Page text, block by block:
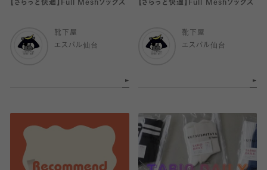
【さらっと快適】Full Meshソックス
靴下屋
エスパル仙台
【さらっと快適】Full Meshソックス
靴下屋
エスパル仙台